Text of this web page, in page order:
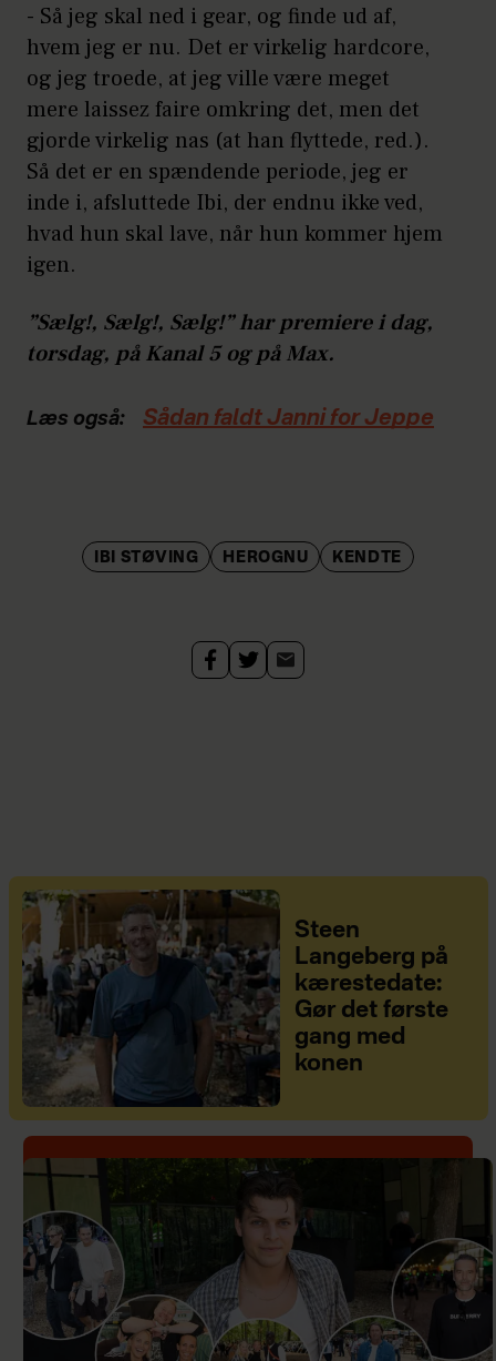
- Så jeg skal ned i gear, og finde ud af,
hvem jeg er nu. Det er virkelig hardcore,
og jeg troede, at jeg ville være meget
mere laissez faire omkring det, men det
gjorde virkelig nas (at han flyttede, red.).
Så det er en spændende periode, jeg er
inde i, afsluttede Ibi, der endnu ikke ved,
hvad hun skal lave, når hun kommer hjem
igen.
”Sælg!, Sælg!, Sælg!” har premiere i dag,
torsdag, på Kanal 5 og på Max.
Læs også: Sådan faldt Janni for Jeppe
IBI STØVING HEROGNU KENDTE
Steen
Langeberg på
kærestedate:
Gør det første
gang med
konen